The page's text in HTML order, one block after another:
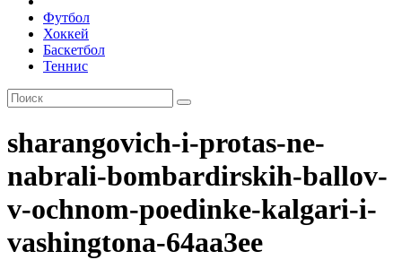
Футбол
Хоккей
Баскетбол
Теннис
sharangovich-i-protas-ne-
nabrali-bombardirskih-ballov-
v-ochnom-poedinke-kalgari-i-
vashingtona-64aa3ee